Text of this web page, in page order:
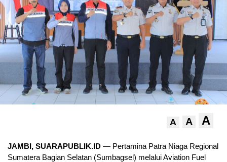
A A A
JAMBI, SUARAPUBLIK.ID — Pertamina Patra Niaga Regional
Sumatera Bagian Selatan (Sumbagsel) melalui Aviation Fuel